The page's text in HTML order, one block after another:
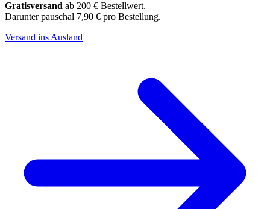
Gratisversand ab 200 € Bestellwert.
Darunter pauschal 7,90 € pro Bestellung.
Versand ins Ausland